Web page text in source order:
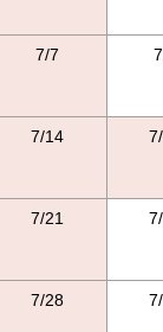
7/7
7/14
7/21
7/28